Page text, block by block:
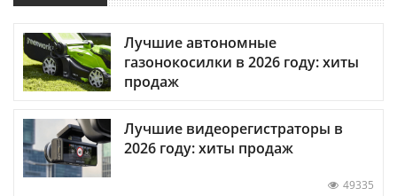
Лучшие автономные
газонокосилки в 2026 году: хиты
продаж
Лучшие видеорегистраторы в
2026 году: хиты продаж
49335